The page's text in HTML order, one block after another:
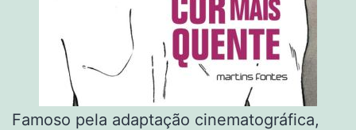
Famoso pela adaptação cinematográfica,